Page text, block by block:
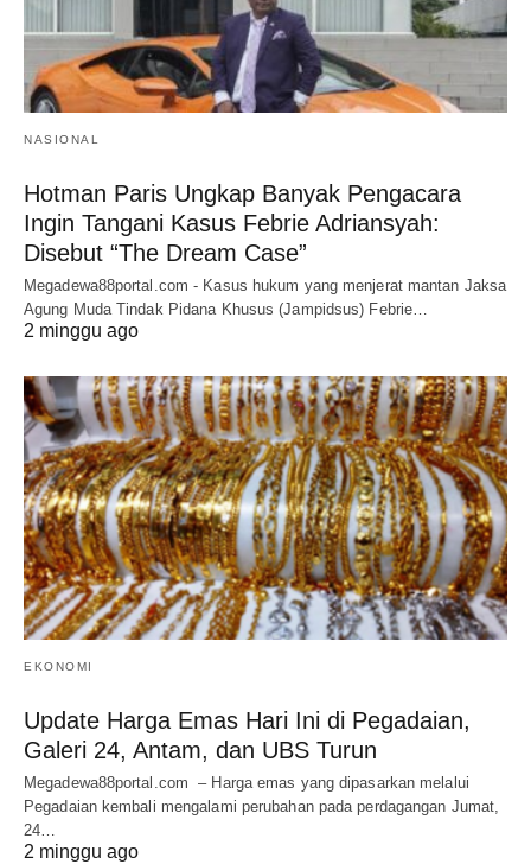
NASIONAL
Hotman Paris Ungkap Banyak Pengacara
Ingin Tangani Kasus Febrie Adriansyah:
Disebut “The Dream Case”
Megadewa88portal.com - Kasus hukum yang menjerat mantan Jaksa
Agung Muda Tindak Pidana Khusus (Jampidsus) Febrie…
2 minggu ago
EKONOMI
Update Harga Emas Hari Ini di Pegadaian,
Galeri 24, Antam, dan UBS Turun
Megadewa88portal.com – Harga emas yang dipasarkan melalui
Pegadaian kembali mengalami perubahan pada perdagangan Jumat,
24…
2 minggu ago